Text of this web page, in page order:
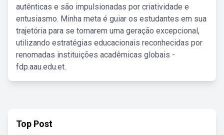
autênticas e são impulsionadas por criatividade e
entusiasmo. Minha meta é guiar os estudantes em sua
trajetória para se tornarem uma geração excepcional,
utilizando estratégias educacionais reconhecidas por
renomadas instituições acadêmicas globais -
fdp.aau.edu.et.
Top Post